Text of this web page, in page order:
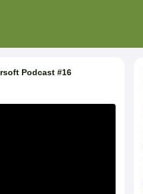
Podcast #16